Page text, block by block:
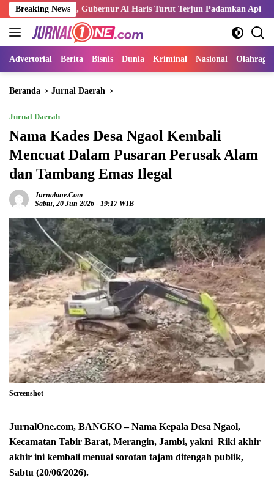
Langsung
ke
konten
Breaking News
Gubernur Al Haris Turut Terjun Padamkan Api
Advertorial Berita Bisnis Dunia Kriminal Nasional Olahraga
Beranda Jurnal Daerah
Jurnal Daerah
Nama Kades Desa Ngaol Kembali
Mencuat Dalam Pusaran Perusak Alam
dan Tambang Emas Ilegal
Jurnalone.com
Sabtu, 20 Jun 2026 - 19:17 WIB
Screenshot
JurnalOne.com, BANGKO – Nama Kepala Desa Ngaol,
Kecamatan Tabir Barat, Merangin, Jambi, yakni Riki akhir
akhir ini kembali menuai sorotan tajam ditengah publik,
Sabtu (20/06/2026).